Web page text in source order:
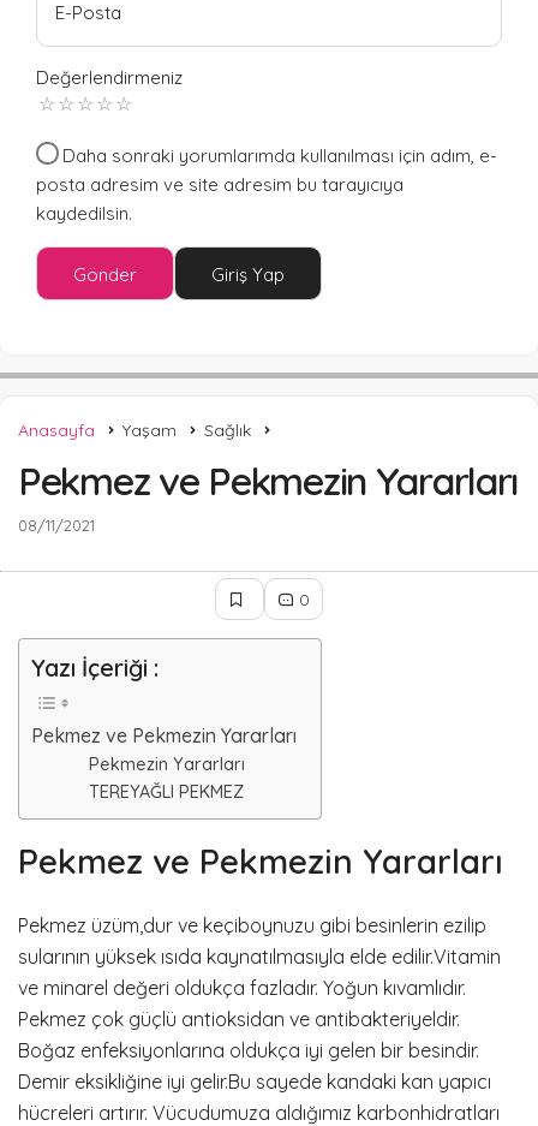
E-Posta
Değerlendirmeniz
Daha sonraki yorumlarımda kullanılması için adım, e-
posta adresim ve site adresim bu tarayıcıya
kaydedilsin.
Gönder Giriş Yap
Anasayfa Yaşam Sağlık
Pekmez ve Pekmezin Yararları
08/11/2021
0
Yazı İçeriği :
Pekmez ve Pekmezin Yararları
Pekmezin Yararları
TEREYAĞLI PEKMEZ
Pekmez ve Pekmezin Yararları
Pekmez üzüm,dur ve keçiboynuzu gibi besinlerin ezilip
sularının yüksek ısıda kaynatılmasıyla elde edilir.Vitamin
ve minarel değeri oldukça fazladır. Yoğun kıvamlıdır.
Pekmez çok güçlü antioksidan ve antibakteriyeldir.
Boğaz enfeksiyonlarına oldukça iyi gelen bir besindir.
Demir eksikliğine iyi gelir.Bu sayede kandaki kan yapıcı
hücreleri artırır. Vücudumuza aldığımız karbonhidratları